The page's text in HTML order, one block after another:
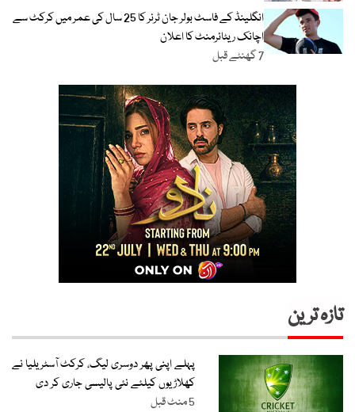
انگلینڈ کے فاسٹ بولر جان ٹرنر کا 25 سال کی عمر میں کرکٹ سے
اچانک ریٹائرمنٹ کا اعلان
7 گھنٹے قبل
تازہ ترین
پہلے اپنی پھر دوسری لیگ، کرکٹ آسٹریلیا نے
کھلاڑیوں کیلئے نئی پالیسی جاری کر دی
5 منٹ قبل